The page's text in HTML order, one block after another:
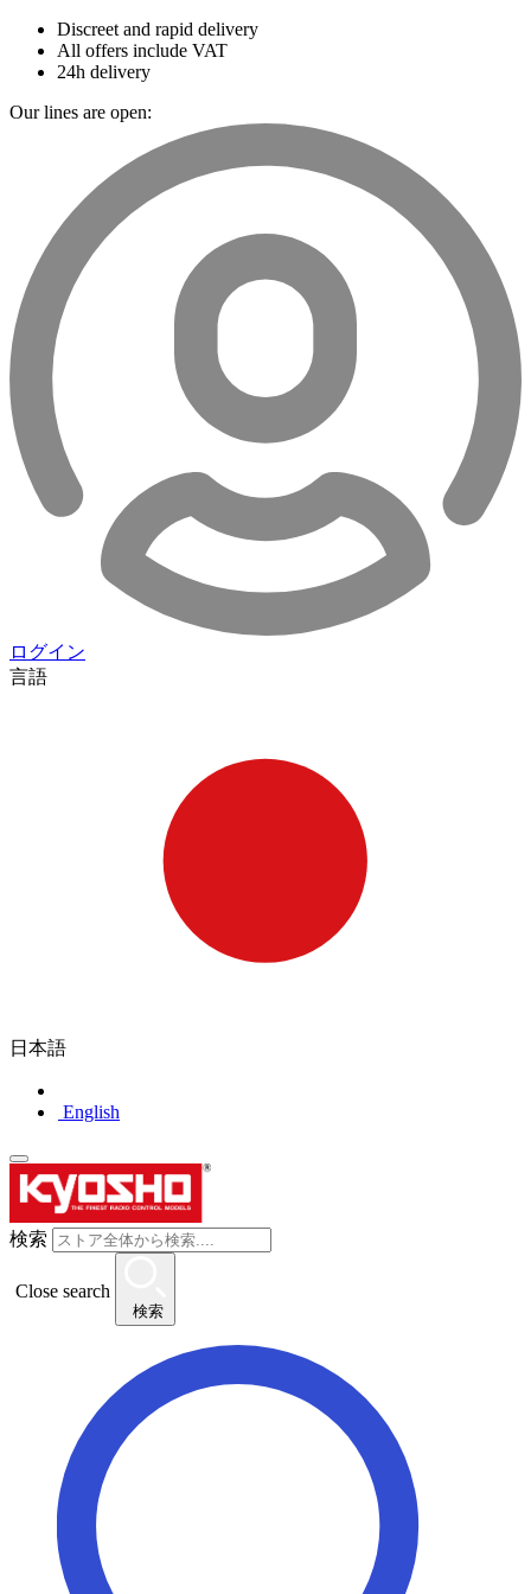
Discreet and rapid delivery
All offers include VAT
24h delivery
Our lines are open:
ログイン
言語
日本語
English
検索
Close search
検索